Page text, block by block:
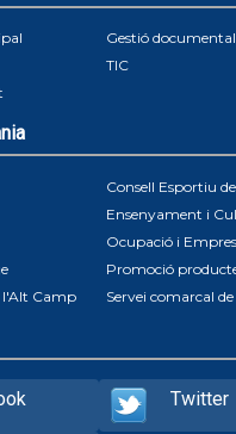
Gestió
TIC
Consell Esportiu
Ensenyament i
Ocupació i
Promoció
l'Alt Camp
Servei comarcal
Twitter